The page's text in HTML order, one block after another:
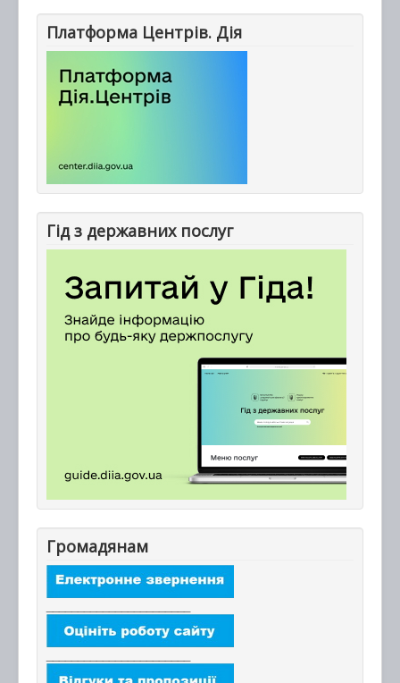
Платформа Центрів. Дія
Гід з державних послуг
Громадянам